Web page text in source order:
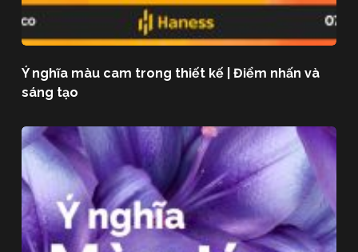
Ý nghĩa màu cam trong thiết kế | Điểm nhấn và
sáng tạo